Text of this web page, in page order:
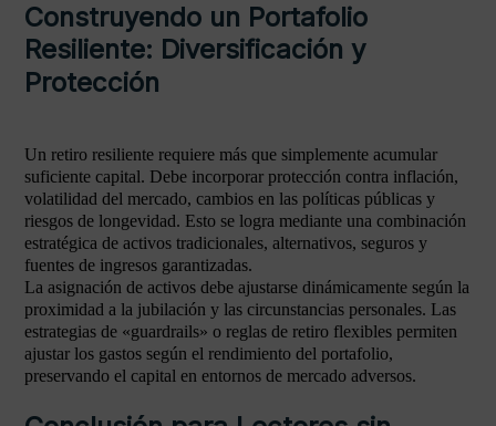
Construyendo un Portafolio
Resiliente: Diversificación y
Protección
Un retiro resiliente requiere más que simplemente acumular
suficiente capital. Debe incorporar protección contra inflación,
volatilidad del mercado, cambios en las políticas públicas y
riesgos de longevidad. Esto se logra mediante una combinación
estratégica de activos tradicionales, alternativos, seguros y
fuentes de ingresos garantizadas.
La asignación de activos debe ajustarse dinámicamente según la
proximidad a la jubilación y las circunstancias personales. Las
estrategias de «guardrails» o reglas de retiro flexibles permiten
ajustar los gastos según el rendimiento del portafolio,
preservando el capital en entornos de mercado adversos.